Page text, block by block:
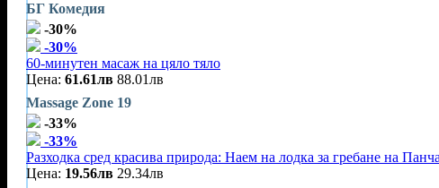
БГ Комедия
-30%
-30%
60-минутен масаж на цяло тяло
Цена: 61.61лв 88.01лв
Massage Zone 19
-33%
-33%
Разходка сред красива природа: Наем на лодка за гребане на
Цена: 19.56лв 29.34лв